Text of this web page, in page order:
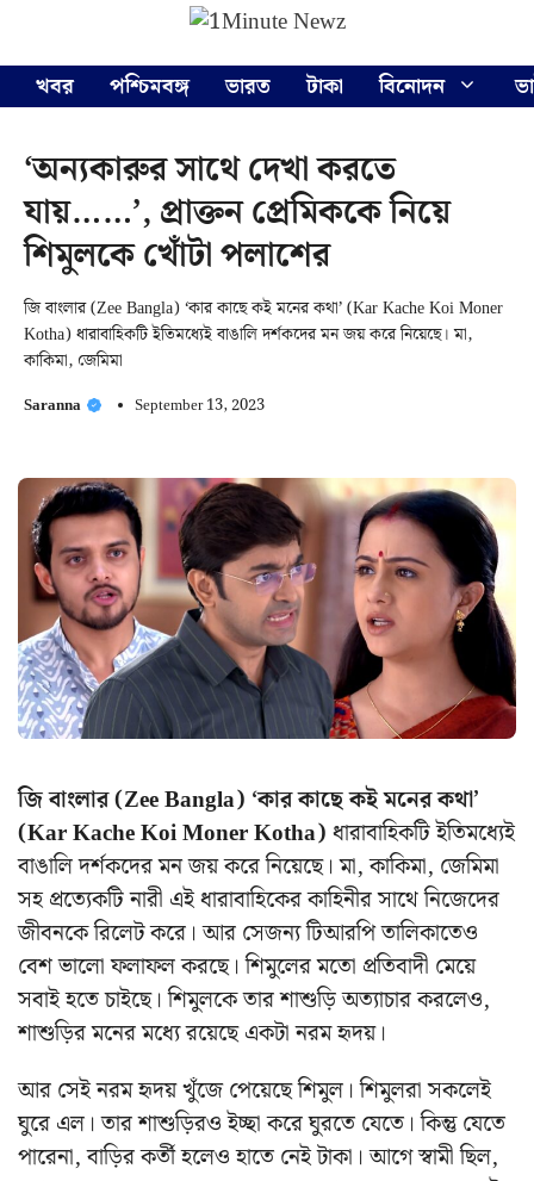
content
খবর
পশ্চিমবঙ্গ ভারত টাকা বিনোদন
‘অন্যকারুর সাথে দেখা করতে
যায়……’, প্রাক্তন প্রেমিককে নিয়ে
শিমুলকে খোঁটা পলাশের
জি বাংলার (Zee Bangla) ‘কার কাছে কই মনের কথা’ (Kar Kache Koi Moner
Kotha) ধারাবাহিকটি ইতিমধ্যেই বাঙালি দর্শকদের মন জয় করে নিয়েছে। মা,
কাকিমা, জেমিমা
Saranna September 13, 2023
জি বাংলার (Zee Bangla) ‘কার কাছে কই মনের কথা’
(Kar Kache Koi Moner Kotha)ধারাবাহিকটি ইতিমধ্যেই
বাঙালি দর্শকদের মন জয় করে নিয়েছে। মা, কাকিমা, জেমিমা
সহ প্রত্যেকটি নারী এই ধারাবাহিকের কাহিনীর সাথে নিজেদের
জীবনকে রিলেট করে। আর সেজন্য টিআরপি তালিকাতেও
বেশ ভালো ফলাফল করছে। শিমুলের মতো প্রতিবাদী মেয়ে
সবাই হতে চাইছে। শিমুলকে তার শাশুড়ি অত্যাচার করলেও,
শাশুড়ির মনের মধ্যে রয়েছে একটা নরম হৃদয়।
আর সেই নরম হৃদয় খুঁজে পেয়েছে শিমুল। শিমুলরা সকলেই
ঘুরে এল। তার শাশুড়িরও ইচ্ছা করে ঘুরতে যেতে। কিন্তু যেতে
পারেনা, বাড়ির কর্তী হলেও হাতে নেই টাকা। আগে স্বামী ছিল,